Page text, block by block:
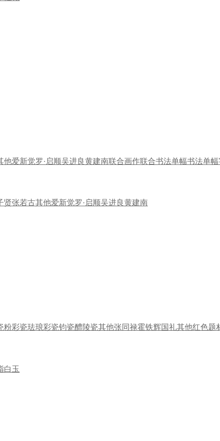
他爱新觉罗·启顺吴进良黄建南联合画作联合书法单幅书法单
贤张若古其他爱新觉罗·启顺吴进良黄建南
粉彩瓷珐琅彩瓷钧瓷醴陵瓷其他张同禄霍铁辉 国礼其他红色题
白玉